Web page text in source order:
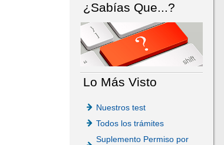
¿Sabías Que...?
Lo Más Visto
Nuestros test
Todos los trámites
Suplemento Permiso por